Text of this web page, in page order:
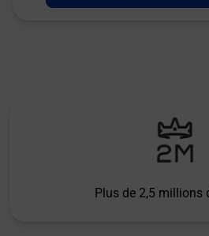
Plus de 2,5 millions